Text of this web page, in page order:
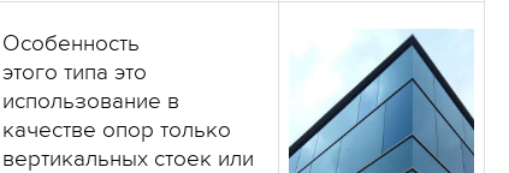
Особенность
этого типа это
использование в
качестве опор только
вертикальных стоек или